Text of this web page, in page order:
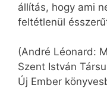
állítás, hogy ami
feltétlenül
(André Léonard:
Szent István
Új Ember